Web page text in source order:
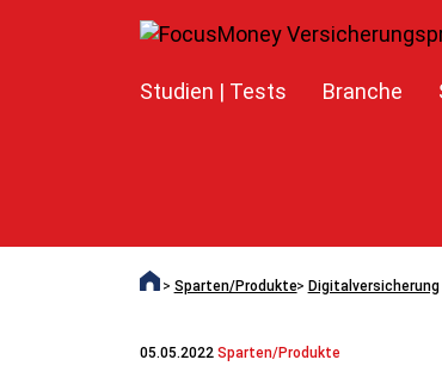
Studien | Tests Branche
Sparten/Produkte Digitalversicherung
05.05.2022 Sparten/Produkte